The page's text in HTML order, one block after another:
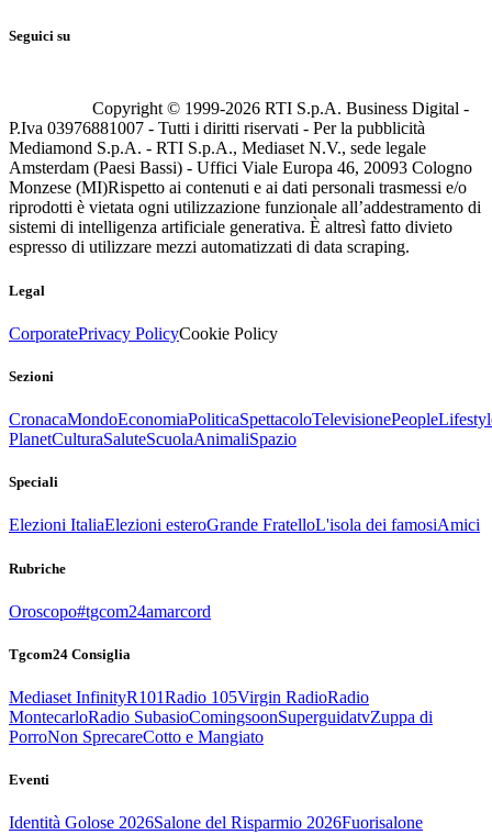
Seguici su
Copyright © 1999-2026 RTI S.p.A. Business Digital -
P.Iva 03976881007 - Tutti i diritti riservati - Per la pubblicità
Mediamond S.p.A. - RTI S.p.A., Mediaset N.V., sede legale
Amsterdam (Paesi Bassi) - Uffici Viale Europa 46, 20093 Cologno
Monzese (MI)Rispetto ai contenuti e ai dati personali trasmessi e/o
riprodotti è vietata ogni utilizzazione funzionale all’addestramento di
sistemi di intelligenza artificiale generativa. È altresì fatto divieto
espresso di utilizzare mezzi automatizzati di data scraping.
Legal
CorporatePrivacy PolicyCookie Policy
Sezioni
CronacaMondoEconomiaPoliticaSpettacoloTelevisionePeople
PlanetCulturaSaluteScuolaAnimaliSpazio
Speciali
Elezioni ItaliaElezioni esteroGrande FratelloL'isola dei famosiAmici
Rubriche
Oroscopo#tgcom24amarcord
Tgcom24 Consiglia
Mediaset InfinityR101Radio 105Virgin RadioRadio
MontecarloRadio SubasioComingsoonSuperguidatvZuppa di
PorroNon SprecareCotto e Mangiato
Eventi
Identità Golose 2026Salone del Risparmio 2026Fuorisalone